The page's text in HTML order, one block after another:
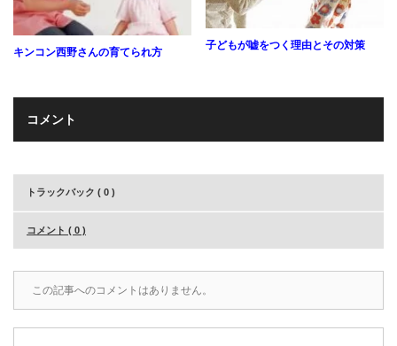
キンコン西野さんの育てられ方
子どもが嘘をつく理由とその対策
コメント
トラックバック ( 0 )
コメント ( 0 )
この記事へのコメントはありません。